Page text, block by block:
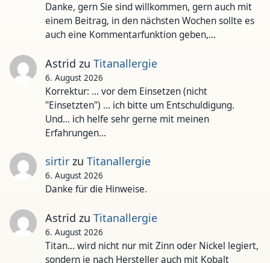
Danke, gern Sie sind willkommen, gern auch mit
einem Beitrag, in den nächsten Wochen sollte es
auch eine Kommentarfunktion geben,…
Astrid zu Titanallergie
6. August 2026
Korrektur: ... vor dem Einsetzen (nicht
"Einsetzten") ... ich bitte um Entschuldigung.
Und... ich helfe sehr gerne mit meinen
Erfahrungen…
sirtirzu Titanallergie
6. August 2026
Danke für die Hinweise.
Astrid zu Titanallergie
6. August 2026
Titan... wird nicht nur mit Zinn oder Nickel legiert,
sondern je nach Hersteller auch mit Kobalt